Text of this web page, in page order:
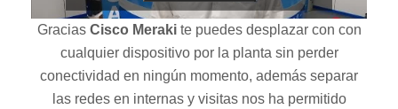
Gracias Cisco Merakite puedes desplazar con con
cualquier dispositivo por la planta sin perder
conectividad en ningún momento, además separar
las redes en internas y visitas nos ha permitido